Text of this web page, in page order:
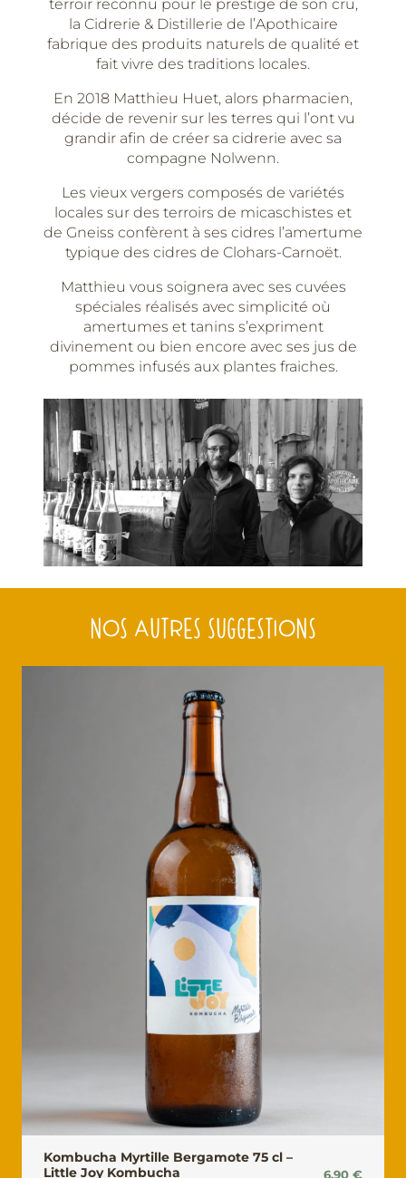
terroir reconnu pour le prestige de son cru,
la Cidrerie & Distillerie de l’Apothicaire
fabrique des produits naturels de qualité et
fait vivre des traditions locales.
En 2018 Matthieu Huet, alors pharmacien,
décide de revenir sur les terres qui l’ont vu
grandir afin de créer sa cidrerie avec sa
compagne Nolwenn.
Les vieux vergers composés de variétés
locales sur des terroirs de micaschistes et
de Gneiss confèrent à ses cidres l’amertume
typique des cidres de Clohars-Carnoët.
Matthieu vous soignera avec ses cuvées
spéciales réalisés avec simplicité où
amertumes et tanins s’expriment
divinement ou bien encore avec ses jus de
pommes infusés aux plantes fraiches.
NOS AUTRES SUGGESTIONS
Kombucha Myrtille Bergamote 75 cl –
Little Joy Kombucha
6.90 €